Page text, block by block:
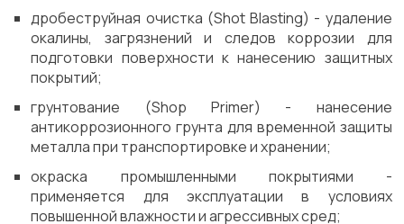
дробеструйная очистка (Shot Blasting) - удаление
окалины, загрязнений и следов коррозии для
подготовки поверхности к нанесению защитных
покрытий;
грунтование (Shop Primer) - нанесение
антикоррозионного грунта для временной защиты
металла при транспортировке и хранении;
окраска промышленными покрытиями -
применяется для эксплуатации в условиях
повышенной влажности и агрессивных сред;